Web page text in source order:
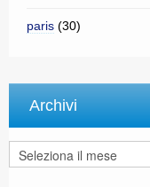
paris (30)
Archivi
Archivi